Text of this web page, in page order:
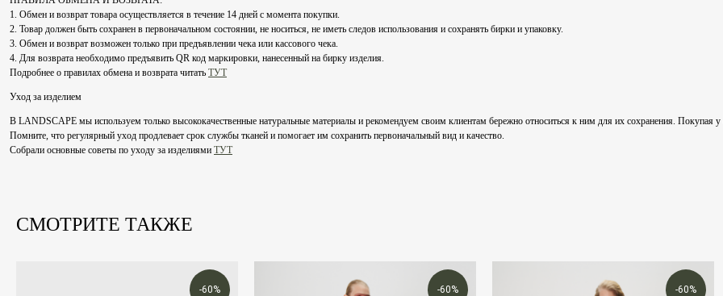
1. Обмен и возврат товара осуществляется в течение 14 дней с момента покупки.
2. Товар должен быть сохранен в первоначальном состоянии, не носиться, не иметь следов использования и сохранять бирки и упаковку.
3. Обмен и возврат возможен только при предъявлении чека или кассового чека.
4. Для возврата необходимо предъявить QR код маркировки, нанесенный на бирку изделия.
Подробнее о правилах обмена и возврата читать ТУТ
Уход за изделием
В LANDSCAPE мы используем только высококачественные натуральные материалы и рекомендуем своим клиентам бережно относиться к ним для их сохранения. Покупая у
Помните, что регулярный уход продлевает срок службы тканей и помогает им сохранить первоначальный вид и качество.
Собрали основные советы по уходу за изделиями ТУТ
СМОТРИТЕ ТАКЖЕ
-60% -60% -60%